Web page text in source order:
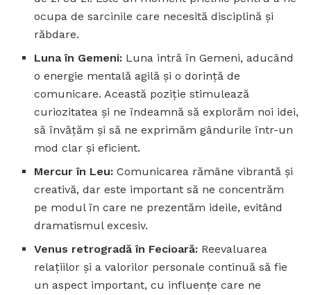
ocupa de sarcinile care necesită disciplină și
răbdare.
Luna în Gemeni: Luna intră în Gemeni, aducând
o energie mentală agilă și o dorință de
comunicare. Această poziție stimulează
curiozitatea și ne îndeamnă să explorăm noi idei,
să învățăm și să ne exprimăm gândurile într-un
mod clar și eficient.
Mercur în Leu: Comunicarea rămâne vibrantă și
creativă, dar este important să ne concentrăm
pe modul în care ne prezentăm ideile, evitând
dramatismul excesiv.
Venus retrogradă în Fecioară: Reevaluarea
relațiilor și a valorilor personale continuă să fie
un aspect important, cu influențe care ne